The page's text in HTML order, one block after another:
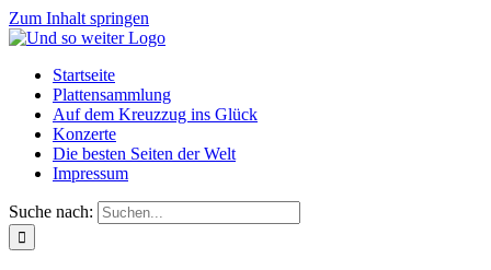
Zum Inhalt springen
Startseite
Plattensammlung
Auf dem Kreuzzug ins Glück
Konzerte
Die besten Seiten der Welt
Impressum
Suche nach: